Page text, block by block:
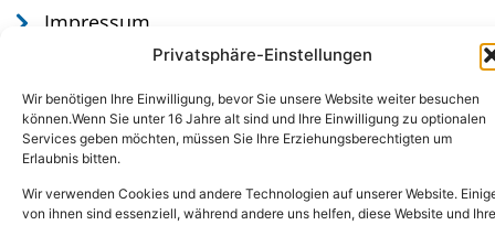
Privatsphäre-Einstellungen
Wir benötigen Ihre Einwilligung, bevor Sie unsere Website weiter besuchen
können.Wenn Sie unter 16 Jahre alt sind und Ihre Einwilligung zu optionalen
Services geben möchten, müssen Sie Ihre Erziehungsberechtigten um
Erlaubnis bitten.
Wir verwenden Cookies und andere Technologien auf unserer Website.
von ihnen sind essenziell, während andere uns helfen, diese Website und Ihre
Impressum
Datenschutz